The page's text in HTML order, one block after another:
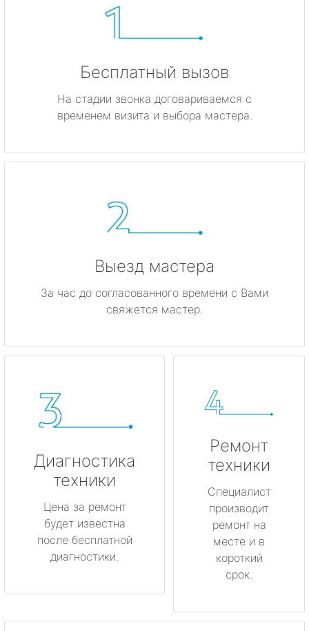
Бесплатный вызов
На стадии звонка договариваемся с
временем визита и выбора мастера.
Выезд мастера
За час до согласованного времени с Вами
свяжется мастер.
Диагностика
техники
Цена за ремонт
будет известна
после бесплатной
диагностики.
Ремонт
техники
Специалист
производит
ремонт на
месте и в
короткий
срок.